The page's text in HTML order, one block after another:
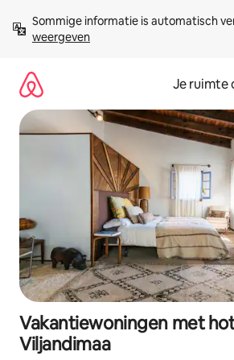
direct
naar
Sommige informatie is automatisch
weergeven
Je ruimte
Vakantiewoningen met
Viljandimaa